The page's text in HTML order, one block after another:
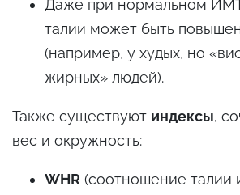
Даже при нормальном
талии может быть
(например, у худых, но
жирных» людей).
Также существуют индексы,
вес и окружность:
WHR (соотношение талии